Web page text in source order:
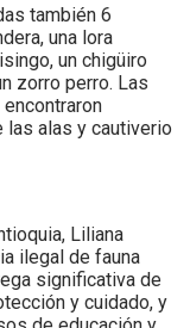
también 6
una lora
un chigüiro
zorro perro. Las
alas y cautiverio
Liliana
ilegal de fauna
significativa de
y cuidado, y